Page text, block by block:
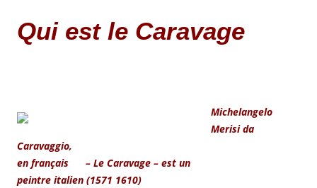
Qui est le Caravage
Michelangelo
Merisi da
Caravaggio,
en français – Le Caravage – est un
peintre italien (1571 1610)